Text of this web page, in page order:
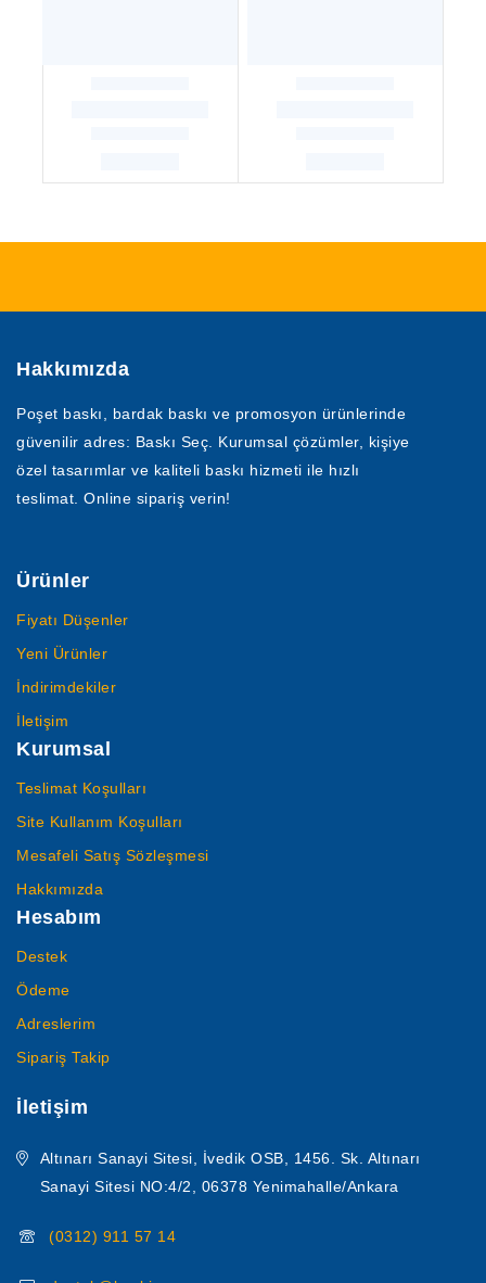
Hakkımızda
Poşet baskı, bardak baskı ve promosyon ürünlerinde
güvenilir adres: Baskı Seç. Kurumsal çözümler, kişiye
özel tasarımlar ve kaliteli baskı hizmeti ile hızlı
teslimat. Online sipariş verin!
Ürünler
Fiyatı Düşenler
Yeni Ürünler
İndirimdekiler
İletişim
Kurumsal
Teslimat Koşulları
Site Kullanım Koşulları
Mesafeli Satış Sözleşmesi
Hakkımızda
Hesabım
Destek
Ödeme
Adreslerim
Sipariş Takip
İletişim
Altınarı Sanayi Sitesi, İvedik OSB, 1456. Sk. Altınarı
Sanayi Sitesi NO:4/2, 06378 Yenimahalle/Ankara
(0312) 911 57 14